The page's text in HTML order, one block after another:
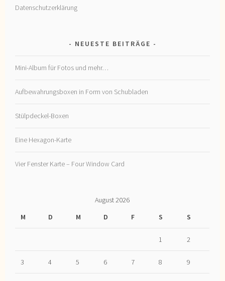
Datenschutzerklärung
NEUESTE BEITRÄGE
Mini-Album für Fotos und mehr…
Aufbewahrungsboxen in Form von Schubladen
Stülpdeckel-Boxen
Eine Hexagon-Karte
Vier Fenster Karte – Four Window Card
August 2026
M
D M D F S S
1 2
3 4 5 6 7 8 9